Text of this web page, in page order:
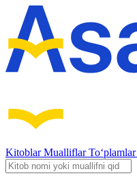
KitoblarMualliflarTo‘plamlar